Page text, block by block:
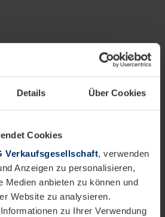
Details Über Cookies
Cookies
Verkaufsgesellschaft, verwenden
Anzeigen zu personalisieren,
Medien anbieten zu können und
Website zu analysieren.
zu Ihrer Verwendung